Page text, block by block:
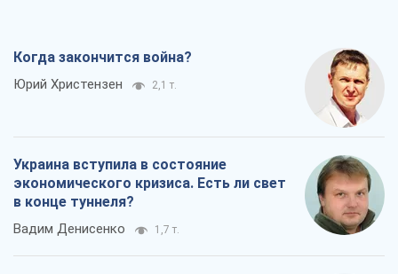
Когда закончится война?
Юрий Христензен 2,1 т.
Украина вступила в состояние
экономического кризиса. Есть ли свет
в конце туннеля?
Вадим Денисенко 1,7 т.